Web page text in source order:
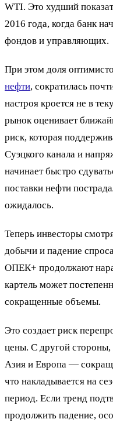
WTI. Это худший
2016 года, когда банк
фондов и управляющих.
При этом доля
нефти, сократилась
настроя кроется не в
рынок оценивает
риск, которая
Суэцкого канала и
начинает быстро
поставки нефти
ожидалось.
Теперь инвесторы
добычи и падение
ОПЕК+ продолжают
картель может
сокращенные объемы.
Это создает риск
цены. С другой
Азия и Европа —
что накладывается на
период. Если тренд
продолжить падение,